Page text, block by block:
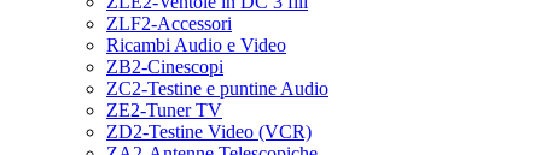
ZLF2-Accessori
Ricambi Audio e Video
ZB2-Cinescopi
ZC2-Testine e puntine Audio
ZE2-Tuner TV
ZD2-Testine Video (VCR)